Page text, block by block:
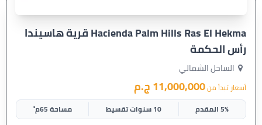
Hacienda Palm Hills Ras El Hekma قرية هاسيندا
رأس الحكمة
الساحل الشمالي
أسعار تبدأ من11,000,000 ج.م
5% المقدم 10 سنوات تقسيط مساحة 65م²